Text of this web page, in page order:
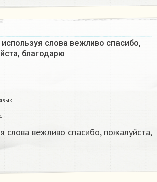
слова вежливо спасибо,
благодарю
слова вежливо спасибо, пожалуйста,